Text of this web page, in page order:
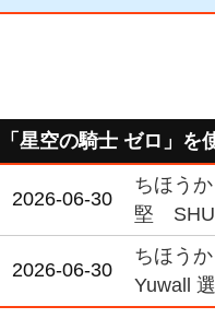
「星空の騎士 ゼロ」を
2026-06-30
ちほう
堅
2026-06-30
ちほう
Yuwall